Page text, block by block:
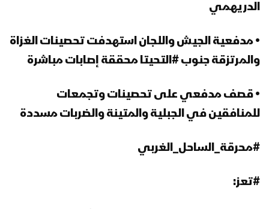
الدريهمي
• مدفعية الجيش واللجان استهدفت تحصينات الغزاة
والمرتزقة جنوب #التحيتا محققة إصابات مباشرة
• قصف مدفعي على تحصينات وتجمعات
للمنافقين في الجبلية والمتينة والضربات مسددة
#محرقة_الساحل_الغربي
#تعز: